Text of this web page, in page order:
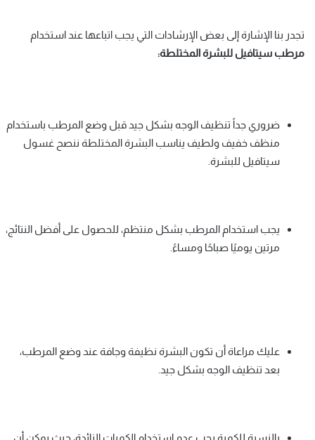
تجدر بنا الإشارة إلى بعض الإرشادات التي يجب اتباعها عند استخدام
مرطب سيتافيل للبشرة المختلطة:
ضروري جداً تنظيف الوجه بشكل جيد قبل وضع المرطب باستخدام
منظف خفيف ولطيف يناسب البشرة المختلطة ننصح غسول
سيتافيل للبشرة.
يجب استخدام المرطب بشكل منتظم، للحصول على أفضل النتائج،
مرتين يوميًا صباحًا ومساءً.
عليك مراعاة أن تكون البشرة نظيفة وجافة عند وضع المرطب،
بعد تنظيف الوجه بشكل جيد.
بالنسبة للكمية يجب عدم استخدام الكميات الزائدة، حيث يمكن أن